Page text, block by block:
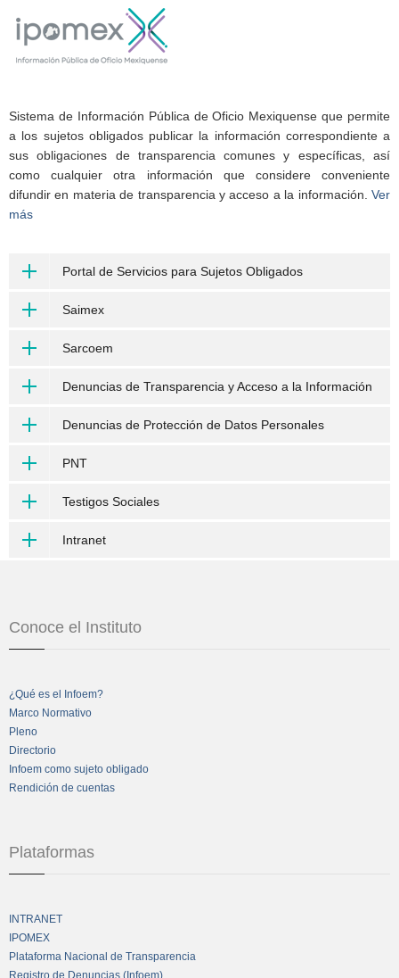
Sistema de Información Pública de Oficio Mexiquense que permite
a los sujetos obligados publicar la información correspondiente a
sus obligaciones de transparencia comunes y específicas, así
como cualquier otra información que considere conveniente
difundir en materia de transparencia y acceso a la información. Ver
más
Portal de Servicios para Sujetos Obligados
Saimex
Sarcoem
Denuncias de Transparencia y Acceso a la Información
Denuncias de Protección de Datos Personales
PNT
Testigos Sociales
Intranet
Conoce el Instituto
¿Qué es el Infoem?
Marco Normativo
Pleno
Directorio
Infoem como sujeto obligado
Rendición de cuentas
Plataformas
INTRANET
IPOMEX
Plataforma Nacional de Transparencia
Registro de Denuncias (Infoem)